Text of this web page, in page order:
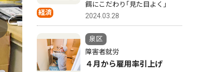
経済
餌にこだわり｢見た目よく｣
2024.03.28
泉区
障害者就労
４月から雇用率引上げ